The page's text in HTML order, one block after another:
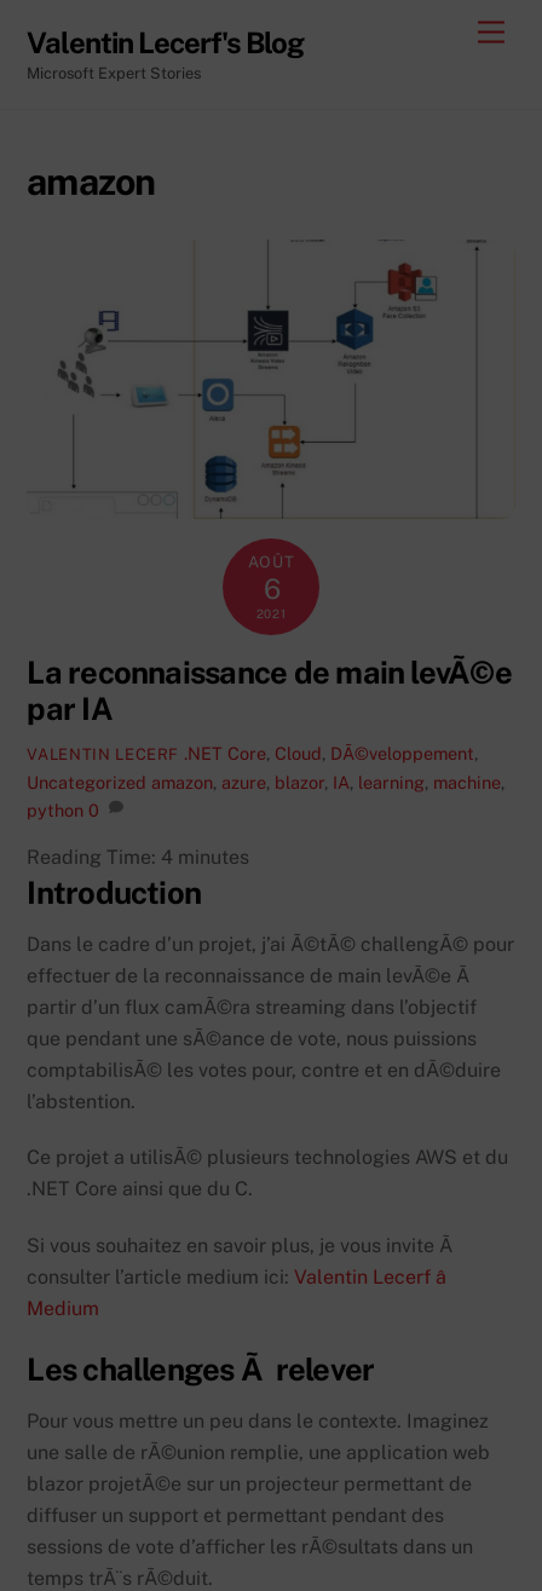
content
Valentin Lecerf's Blog
Microsoft Expert Stories
amazon
AOÛT
6
2021
La reconnaissance de main levÃ©e
par IA
VALENTIN LECERF .NET Core, Cloud, DÃ©veloppement,
Uncategorized amazon, azure, blazor, IA, learning, machine,
python 0
Reading Time: 4 minutes
Introduction
Dans le cadre d’un projet, j’ai Ã©tÃ© challengÃ© pour
effectuer de la reconnaissance de main levÃ©e Ã
partir d’un flux camÃ©ra streaming dans l’objectif
que pendant une sÃ©ance de vote, nous puissions
comptabilisÃ© les votes pour, contre et en dÃ©duire
l’abstention.
Ce projet a utilisÃ© plusieurs technologies AWS et du
.NET Core ainsi que du C.
Si vous souhaitez en savoir plus, je vous invite Ã
consulter l’article medium ici: Valentin Lecerf â
Medium
Les challenges Ã relever
Pour vous mettre un peu dans le contexte. Imaginez
une salle de rÃ©union remplie, une application web
blazor projetÃ©e sur un projecteur permettant de
diffuser un support et permettant pendant des
sessions de vote d’afficher les rÃ©sultats dans un
temps trÃ¨s rÃ©duit.